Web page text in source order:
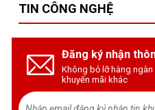
TIN CÔNG NGHỆ
Đăng ký nhận
Không bỏ lỡ hàng
khuyến mãi khác